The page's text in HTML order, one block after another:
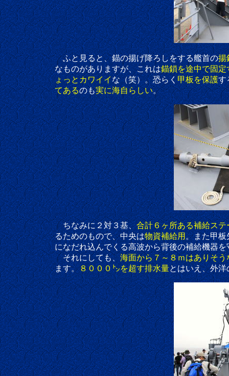
ふと見ると、錨の揚げ降ろしをする艦首の揚
なものがありますが、これは錨鎖を途中で固定
ょっとカワイイな（笑）。恐らく甲板を保護す
てあるのも実に海自らしい。
ちなみに２対３基、合計６ヶ所ある補給ステ
るためのもので、中央は物資補給用。また甲板
になだれ込んでくる高波から背後の補給機器を守
それにしても、海面から７～８ｍはありそう
ます。８０００㌧を超す排水量とはいえ、外